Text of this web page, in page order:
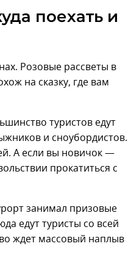
поехать и
Розовые рассветы в
на сказку, где вам
туристов едут
и сноубордистов.
А если вы новичок —
прокатиться с
занимал призовые
едут туристы со всей
ждет массовый наплыв